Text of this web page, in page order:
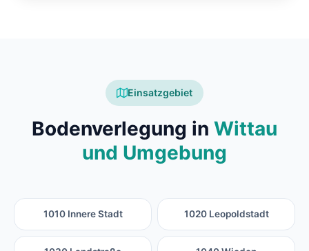
Einsatzgebiet
Bodenverlegung in Wittau
und Umgebung
1010 Innere Stadt 1020 Leopoldstadt